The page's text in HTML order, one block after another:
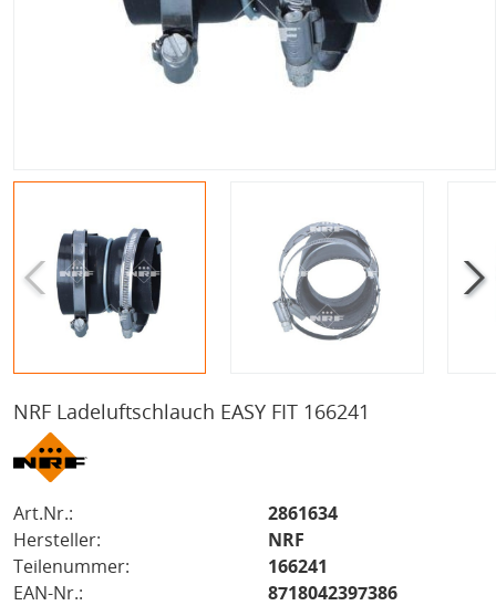
NRF Ladeluftschlauch EASY FIT 166241
Art.Nr.:
2861634
Hersteller:
NRF
Teilenummer:
166241
EAN-Nr.:
8718042397386